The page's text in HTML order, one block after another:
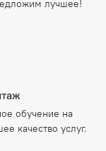
лучшее!
обучение на
качество услуг.